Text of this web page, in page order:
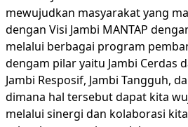
mewujudkan masyarakat yang
dengan Visi Jambi MANTAP
melalui berbagai program
dengam pilar yaitu Jambi Cerdas
Jambi Resposif, Jambi Tangguh,
dimana hal tersebut dapat kita
melalui sinergi dan kolaborasi